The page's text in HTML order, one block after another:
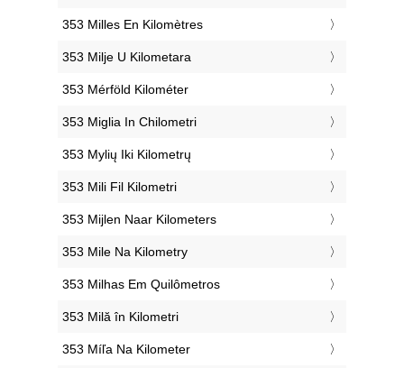
‎353 Milles En Kilomètres
‎353 Milje U Kilometara
‎353 Mérföld Kilométer
‎353 Miglia In Chilometri
‎353 Mylių Iki Kilometrų
‎353 Mili Fil Kilometri
‎353 Mijlen Naar Kilometers
‎353 Mile Na Kilometry
‎353 Milhas Em Quilômetros
‎353 Milă în Kilometri
‎353 Míľa Na Kilometer